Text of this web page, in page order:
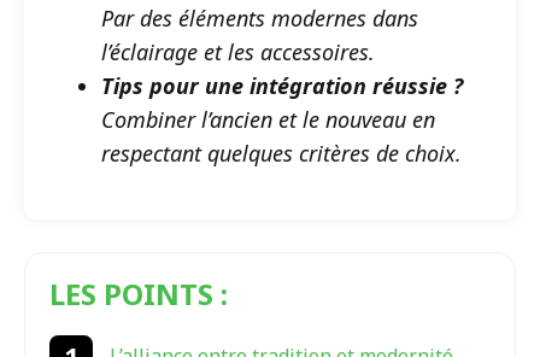
Par des éléments modernes dans
l’éclairage et les accessoires.
Tips pour une intégration réussie ?
Combiner l’ancien et le nouveau en
respectant quelques critères de choix.
LES POINTS :